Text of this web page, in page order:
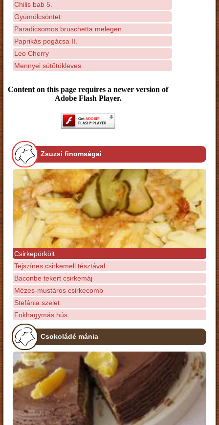
Chilis bab 5.
Gyümölcsöntet
Paradicsomos bruschetta melegen
Paprikás pogácsa II.
Leo Cherry
Mennyei sütőtökleves
Content on this page requires a newer version of
Adobe Flash Player.
Zsuzsi finomságai
Csirkepörkölt
Tejszínes csirkemell tésztával
Baconbe tekert csirkemáj
Mézes-mustáros csirkecomb
Stefánia szelet
Fokhagymás hús
Csokoládé mánia